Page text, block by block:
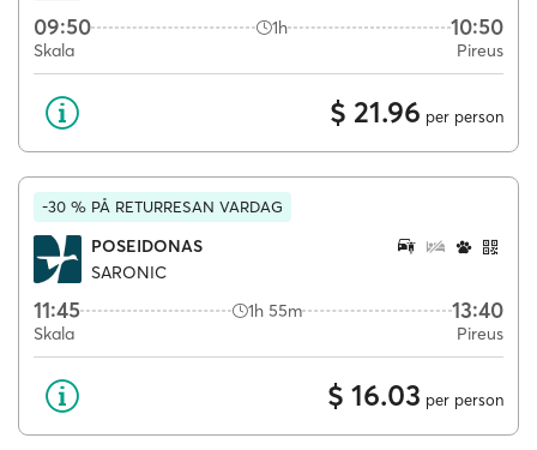
09:50 1h 10:50
Skala Pireus
$ 21.96 per person
-30 % PÅ RETURRESAN VARDAG
POSEIDONAS
SARONIC
11:45 1h 55m 13:40
Skala Pireus
$ 16.03 per person